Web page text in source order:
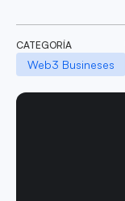
CATEGORÍA
Web3 Busineses